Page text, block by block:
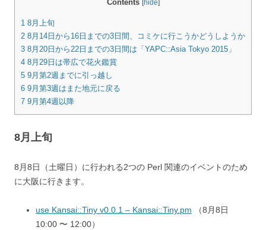
Contents [hide]
1 8月上旬
2 8月14日から16日までの3日間、コミケに行こうかどうしようか
3 8月20日から22日までの3日間は「YAPC::Asia Tokyo 2015」
4 8月29日は帯広で花火鑑賞
5 9月第2週までに引っ越し
6 9月第3週はまた地元に戻る
7 9月第4週以降
8月上旬
8月8日（土曜日）に行われる2つの Perl 関連のイベントのため
に大阪に行きます。
use Kansai::Tiny v0.0.1 – Kansai::Tiny.pm （8月8日
10:00 〜 12:00）